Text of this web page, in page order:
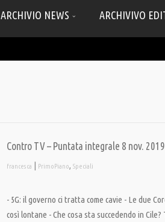
ARCHIVIO NEWS ARCHIVIVO
Contro TV – Puntata integrale 8 nov. 2019
francesca | PrimoPiano, Speciali
- 5G: il governo ci tratta come cavie - Le due
così lontane - Che cosa sta succedendo in